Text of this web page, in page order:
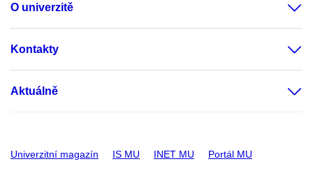
O univerzitě
Kontakty
Aktuálně
Univerzitní magazín IS MU INET MU Portál MU